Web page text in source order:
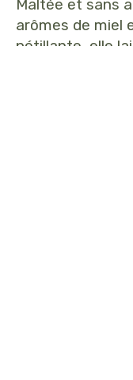
Maltée et sans
arômes de miel
pétillante, elle